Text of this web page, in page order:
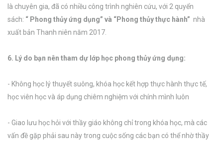
là chuyên gia, đã có nhiều công trình nghiên cứu, với 2 quyển
sách: “ Phong thủy ứng dụng” và “Phong thủy thực hành” nhà
xuất bản Thanh niên năm 2017.
6. Lý do bạn nên tham dự lớp học phong thủy ứng dụng:
- Không học lý thuyết suông, khóa học kết hợp thực hành thực tế,
học viên học và áp dụng chiêm nghiệm với chính mình luôn
- Giao lưu học hỏi với thầy giáo không chỉ trong khóa học, mà các
vấn đề gặp phải sau này trong cuộc sống các bạn có thể nhờ thầy